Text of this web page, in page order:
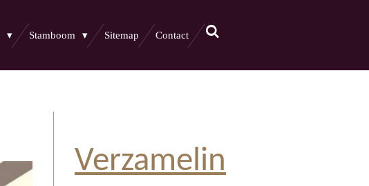
Stamboom Sitemap Contact
Verzamelin